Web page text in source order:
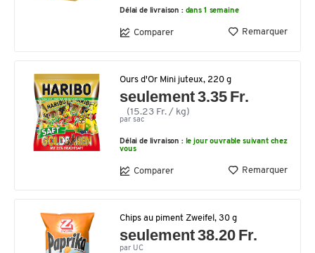
Délai de livraison : dans 1 semaine
Comparer Remarquer
Ours d'Or Mini juteux, 220 g
seulement 3.35 Fr.
(15.23 Fr. / kg)
par sac
Délai de livraison : le jour ouvrable suivant chez
vous
Comparer Remarquer
Chips au piment Zweifel, 30 g
seulement 38.20 Fr.
par UC